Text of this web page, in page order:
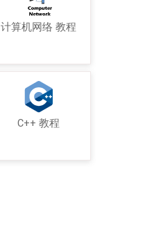
计算机网络 教程
C++ 教程